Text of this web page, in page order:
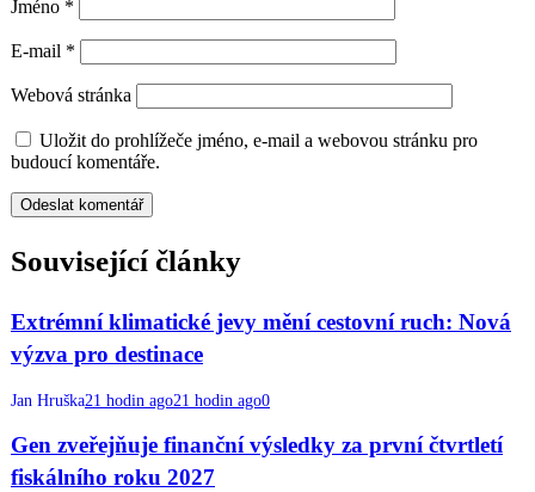
Jméno *
E-mail *
Webová stránka
Uložit do prohlížeče jméno, e-mail a webovou stránku pro
budoucí komentáře.
Související články
Extrémní klimatické jevy mění cestovní ruch: Nová
výzva pro destinace
Jan Hruška21 hodin ago21 hodin ago0
Gen zveřejňuje finanční výsledky za první čtvrtletí
fiskálního roku 2027